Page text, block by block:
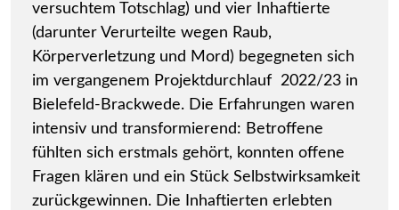
versuchtem Totschlag) und vier Inhaftierte
(darunter Verurteilte wegen Raub,
Körperverletzung und Mord) begegneten sich
im vergangenem Projektdurchlauf 2022/23 in
Bielefeld-Brackwede. Die Erfahrungen waren
intensiv und transformierend: Betroffene
fühlten sich erstmals gehört, konnten offene
Fragen klären und ein Stück Selbstwirksamkeit
zurückgewinnen. Die Inhaftierten erlebten